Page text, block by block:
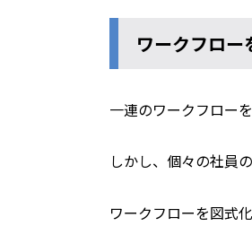
ワークフロー
一連のワークフロー
しかし、個々の社員
ワークフローを図式